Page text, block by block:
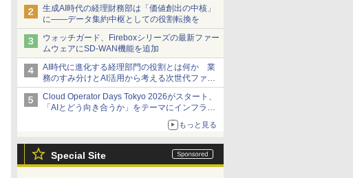
生成AI時代の経理財務部は「価値創出の中核」
に――データ集約中枢としての役割転換を
ウォッチガード、Fireboxシリーズの最新ファー
ムウェアにSD-WAN機能を追加
AI時代に進化する経理部門の役割とは何か 業
務のすみ分けとAI活用から考える次世代ファイ
ナンス戦略
Cloud Operator Days Tokyo 2026がスタート、
「AIとどう向き合うか」をテーマにインフラ運
もっと見る
Special Site